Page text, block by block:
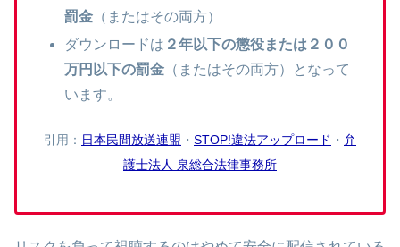
罰金 （またはその両方）
ダウンロードは ２年以下の懲役または２００
万円以下の罰金 （またはその両方）となって
います。
引用： 日本民間放送連盟 ・ STOP!違法アップロード ・ 弁
護士法人 泉総合法律事務所